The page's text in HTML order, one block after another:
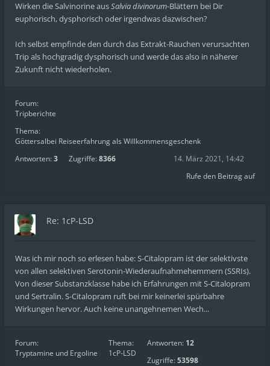
Wirken die Salvinorine ausSalvia divinorum-Blättern bei Dir
euphorisch, dysphorisch oder irgendwas dazwischen?
Ich selbst empfinde den durch das Extrakt-Rauchen verursachten
Trip als hochgradig dysphorisch und werde das also in näherer
Zukunft nicht wiederholen.
Forum:
Tripberichte
Thema:
Göttersalbei Reiseerfahrung als Willkommensgeschenk
Antworten:3 Zugriffe:8366
14. März 2021, 14:42
Rufe den Beitrag auf
Re: 1cP-LSD
Was ich mir noch so erlesen habe: S-Citalopram ist der selektivste
von allen selektiven Serotonin-Wiederaufnahmehemmern (SSRIs).
Von dieser Substanzklasse habe ich Erfahrungen mit S-Citalopram
und Sertralin. S-Citalopram ruft bei mir keinerlei spürbahre
Wirkungen hervor. Auch keine unangehnemen Wech...
Forum:
Tryptamine und Ergoline
Thema:
1cP-LSD
Antworten: 12
Zugriffe:53598